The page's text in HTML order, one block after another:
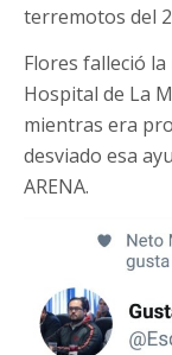
terremotos del
Flores falleció
Hospital de La
mientras era
desviado esa
ARENA.